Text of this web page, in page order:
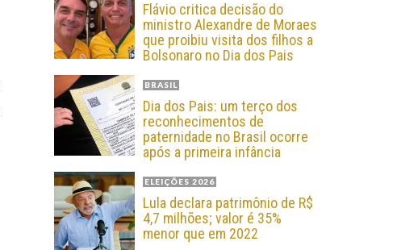
Flávio critica decisão do
ministro Alexandre de Moraes
que proibiu visita dos filhos a
Bolsonaro no Dia dos Pais
BRASIL
Dia dos Pais: um terço dos
reconhecimentos de
paternidade no Brasil ocorre
após a primeira infância
ELEIÇÕES 2026
Lula declara patrimônio de R$
4,7 milhões; valor é 35%
menor que em 2022